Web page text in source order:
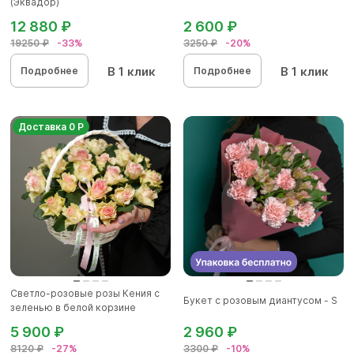
19250 ₽ -33%
12 880 ₽
Подробнее В 1 клик
3250 ₽ -20%
2 600 ₽
Подробнее В 1 клик
Доставка 0 Р
Светло-розовые розы Кения с
зеленью в белой корзине
8120 ₽ -27%
5 900 ₽
Букет с розовым диантусом - S
3300 ₽ -10%
2 960 ₽